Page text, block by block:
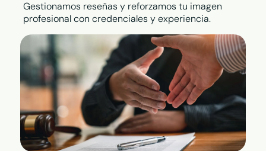
Gestionamos reseñas y reforzamos tu imagen
profesional con credenciales y experiencia.